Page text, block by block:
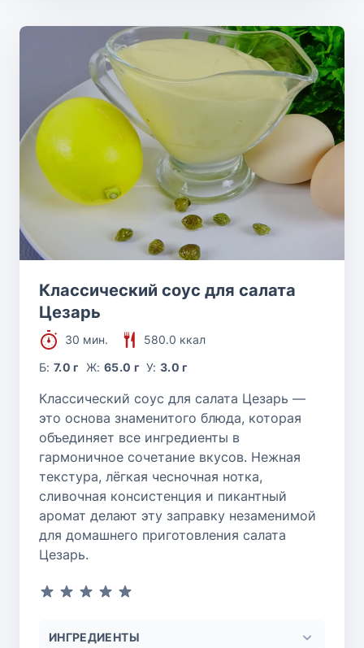
Классический соус для салата
Цезарь
30 мин.
580.0 ккал
Б:7.0 г Ж: 65.0 г У:3.0 г
Классический соус для салата Цезарь —
это основа знаменитого блюда, которая
объединяет все ингредиенты в
гармоничное сочетание вкусов. Нежная
текстура, лёгкая чесночная нотка,
сливочная консистенция и пикантный
аромат делают эту заправку незаменимой
для домашнего приготовления салата
Цезарь.
ИНГРЕДИЕНТЫ